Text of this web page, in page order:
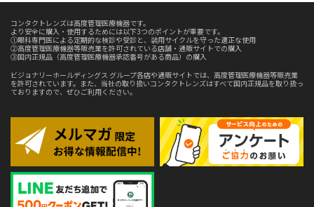
コンタクトレンズは高度管理医療機器です。
より安全に購入・使用するためには以下3つのポイントが重要です。
①眼科専門医による定期的な検診や受診と、装用サイクルを守った適正な使用
②高度管理医療機器等販売業を許可されている店舗・通販サイトでの購入
③国内正規品（高度管理医療機器承認番号がある商品）の購入
ビジョナリーホールディングス グループ各店や通販サイトでは、高度管理医療機器等販売業
を許可されています。また、当社の取り扱いコンタクトレンズはすべて国内正規品を取り扱っ
ておりますので、ぜひご利用ください。